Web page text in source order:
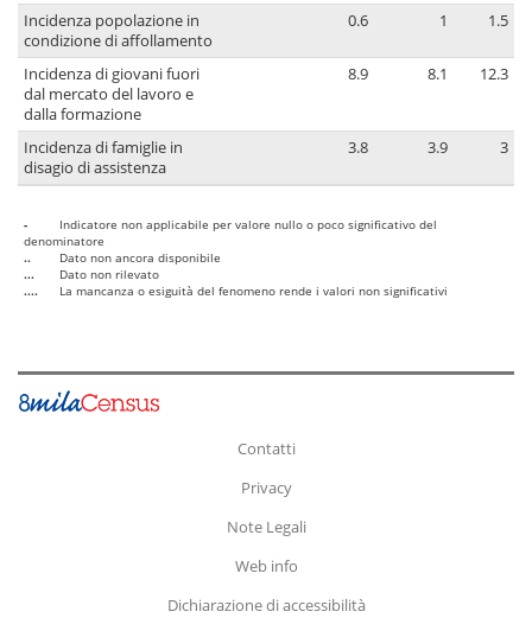
Incidenza popolazione in
condizione di affollamento
0.6 1 1.5
Incidenza di giovani fuori
dal mercato del lavoro e
dalla formazione
8.9 8.1 12.3
Incidenza di famiglie in
disagio di assistenza
3.8 3.9 3
-
Indicatore non applicabile per valore nullo o poco significativo del
denominatore
..
Dato non ancora disponibile
...
Dato non rilevato
....
La mancanza o esiguità del fenomeno rende i valori non significativi
Contatti
Privacy
Note Legali
Web info
Dichiarazione di accessibilità